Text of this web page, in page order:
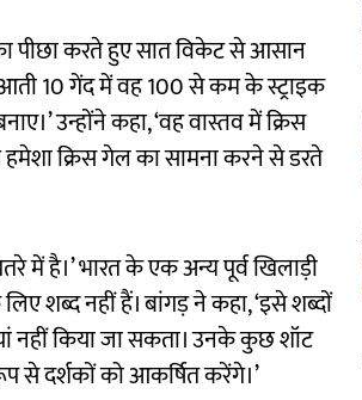
पीछा करते हुए सात विकेट से आसान
10 गेंद में वह 100 से कम के स्ट्राइक
उन्होंने कहा, ‘वह वास्तव में क्रिस
क्रिस गेल का सामना करने से डरते
में है।’ भारत के एक अन्य पूर्व खिलाड़ी
शब्द नहीं हैं। बांगड़ ने कहा, ‘इसे शब्दों
नहीं किया जा सकता। उनके कुछ शॉट
से दर्शकों को आकर्षित करेंगे।’